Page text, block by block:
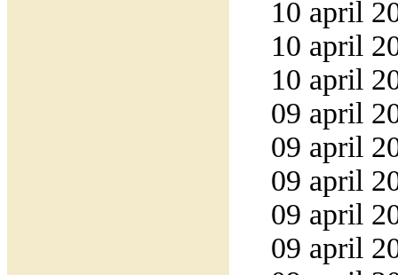
10 april
10 april
10 april
09 april
09 april
09 april
09 april
09 april